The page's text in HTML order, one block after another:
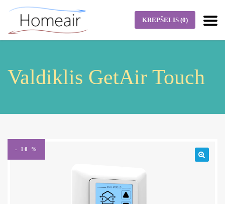
KREPŠELIS (0)
Valdiklis GetAir Touch
- 10 %